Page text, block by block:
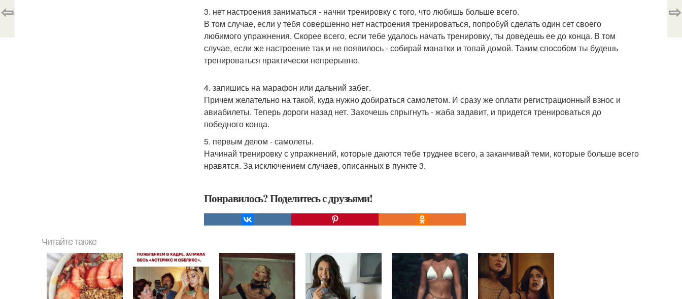
3. нет настроения заниматься - начни тренировку с того, что любишь больше всего.
В том случае, если у тебя совершенно нет настроения тренироваться, попробуй сделать один сет своего
любимого упражнения. Скорее всего, если тебе удалось начать тренировку, ты доведешь ее до конца. В том
случае, если же настроение так и не появилось - собирай манатки и топай домой. Таким способом ты будешь
тренироваться практически непрерывно.
4. запишись на марафон или дальний забег.
Причем желательно на такой, куда нужно добираться самолетом. И сразу же оплати регистрационный взнос и
авиабилеты. Теперь дороги назад нет. Захочешь спрыгнуть - жаба задавит, и придется тренироваться до
победного конца.
5. первым делом - самолеты.
Начинай тренировку с упражнений, которые даются тебе труднее всего, а заканчивай теми, которые больше всего
нравятся. За исключением случаев, описанных в пункте 3.
Понравилось? Поделитесь с друзьями!
⇦ ⇨
Читайте также